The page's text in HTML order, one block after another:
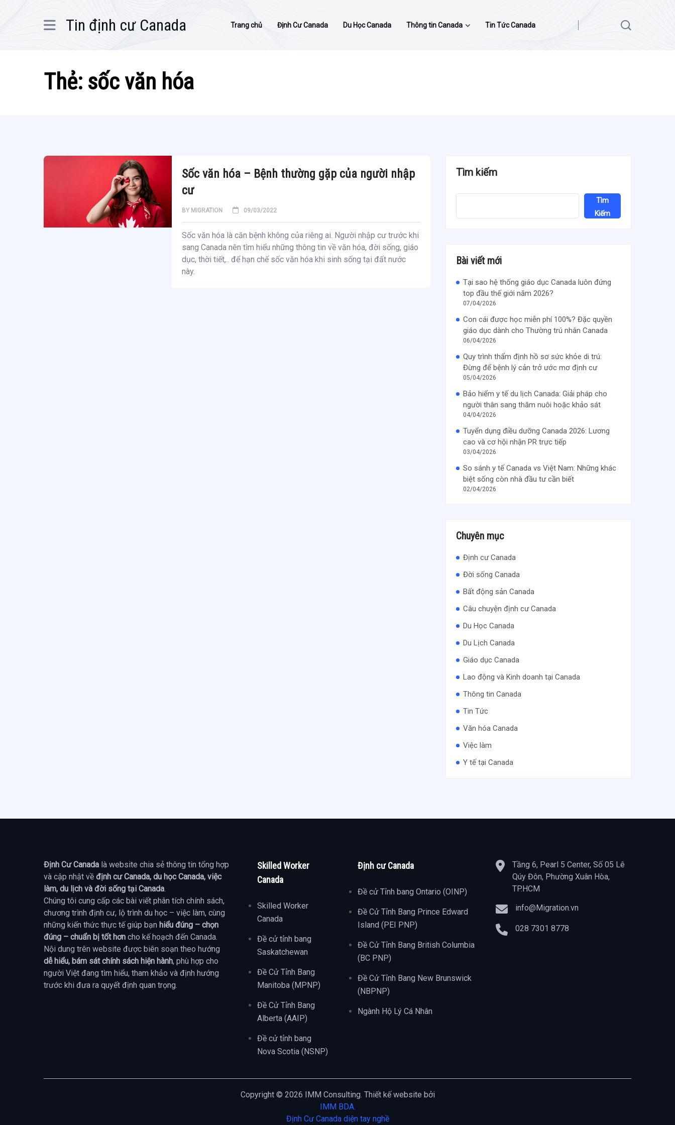
Tin định cư Canada Trang chủ Định Cư Canada Du Học Canada Thông tin Canada Tin Tức Canada
Thẻ: sốc văn hóa
Sốc văn hóa – Bệnh thường gặp của người nhập
cư
BY MIGRATION 09/03/2022
Sốc văn hóa là căn bệnh không của riêng ai. Người nhập cư trước khi
sang Canada nên tìm hiểu những thông tin về văn hóa, đời sống, giáo
dục, thời tiết,.. để hạn chế sốc văn hóa khi sinh sống tại đất nước
này.
Tìm kiếm
Tìm
Kiếm
Bài viết mới
Tại sao hệ thống giáo dục Canada luôn đứng
top đầu thế giới năm 2026?
07/04/2026
Con cái được học miễn phí 100%? Đặc quyền
giáo dục dành cho Thường trú nhân Canada
06/04/2026
Quy trình thẩm định hồ sơ sức khỏe di trú:
Đừng để bệnh lý cản trở ước mơ định cư
05/04/2026
Bảo hiểm y tế du lịch Canada: Giải pháp cho
người thân sang thăm nuôi hoặc khảo sát
04/04/2026
Tuyển dụng điều dưỡng Canada 2026: Lương
cao và cơ hội nhận PR trực tiếp
03/04/2026
So sánh y tế Canada vs Việt Nam: Những khác
biệt sống còn nhà đầu tư cần biết
02/04/2026
Chuyên mục
Định cư Canada
Đời sống Canada
Bất động sản Canada
Câu chuyện định cư Canada
Du Học Canada
Du Lịch Canada
Giáo dục Canada
Lao động và Kinh doanh tại Canada
Thông tin Canada
Tin Tức
Văn hóa Canada
Việc làm
Y tế tại Canada
Định Cư Canada là website chia sẻ thông tin tổng hợp
và cập nhật về định cư Canada, du học Canada, việc
làm, du lịch và đời sống tại Canada.
Chúng tôi cung cấp các bài viết phân tích chính sách,
chương trình định cư, lộ trình du học – việc làm, cùng
những kiến thức thực tế giúp bạn hiểu đúng – chọn
đúng – chuẩn bị tốt hơn cho kế hoạch đến Canada.
Nội dung trên website được biên soạn theo hướng
dễ hiểu, bám sát chính sách hiện hành, phù hợp cho
người Việt đang tìm hiểu, tham khảo và định hướng
trước khi đưa ra quyết định quan trọng.
Skilled Worker
Canada
Skilled Worker
Canada
Đề cử tỉnh bang
Saskatchewan
Đề Cử Tỉnh Bang
Manitoba (MPNP)
Đề Cử Tỉnh Bang
Alberta (AAIP)
Đề cử tỉnh bang
Nova Scotia (NSNP)
Định cư Canada
Đề cử Tỉnh bang Ontario (OINP)
Đề Cử Tỉnh Bang Prince Edward
Island (PEI PNP)
Đề Cử Tỉnh Bang British Columbia
(BC PNP)
Đề Cử Tỉnh Bang New Brunswick
(NBPNP)
Ngành Hộ Lý Cá Nhân
Tầng 6, Pearl 5 Center, Số 05 Lê
Qúy Đôn, Phường Xuân Hòa,
TP.HCM
info@Migration.vn
028 7301 8778
Copyright © 2026 IMM Consulting. Thiết kế website bởi
IMM BDA.
Định Cư Canada diện tay nghề